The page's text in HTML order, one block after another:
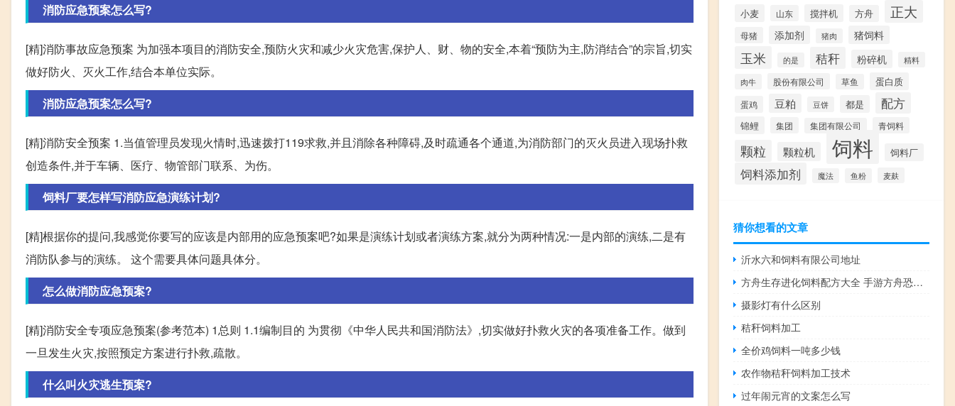
消防应急预案怎么写?
[精]消防事故应急预案 为加强本项目的消防安全,预防火灾和减少火灾危害,保护人、财、物的安全,本着“预防为主,防消结合”的宗旨,切实
做好防火、灭火工作,结合本单位实际。
消防应急预案怎么写?
[精]消防安全预案 1.当值管理员发现火情时,迅速拨打119求救,并且消除各种障碍,及时疏通各个通道,为消防部门的灭火员进入现场扑救
创造条件,并于车辆、医疗、物管部门联系、为伤。
饲料厂要怎样写消防应急演练计划?
[精]根据你的提问,我感觉你要写的应该是内部用的应急预案吧?如果是演练计划或者演练方案,就分为两种情况:一是内部的演练,二是有
消防队参与的演练。 这个需要具体问题具体分。
怎么做消防应急预案?
[精]消防安全专项应急预案(参考范本) 1总则 1.1编制目的 为贯彻《中华人民共和国消防法》,切实做好扑救火灾的各项准备工作。做到
一旦发生火灾,按照预定方案进行扑救,疏散。
什么叫火灾逃生预案?
小麦 山东 搅拌机 方舟 正大
母猪 添加剂 猪肉 猪饲料
玉米 的是 秸秆 粉碎机
精料
肉牛
股份有限公司 草鱼 蛋白质
蛋鸡 豆粕 豆饼 都是 配方
锦鲤 集团 集团有限公司 青饲料
颗粒 颗粒机 饲料 饲料厂
饲料添加剂 魔法 鱼粉 麦麸
猜你想看的文章
沂水六和饲料有限公司地址
方舟生存进化饲料配方大全 手游方舟恐龙饲料配方
摄影灯有什么区别
秸秆饲料加工
全价鸡饲料一吨多少钱
农作物秸秆饲料加工技术
过年闹元宵的文案怎么写